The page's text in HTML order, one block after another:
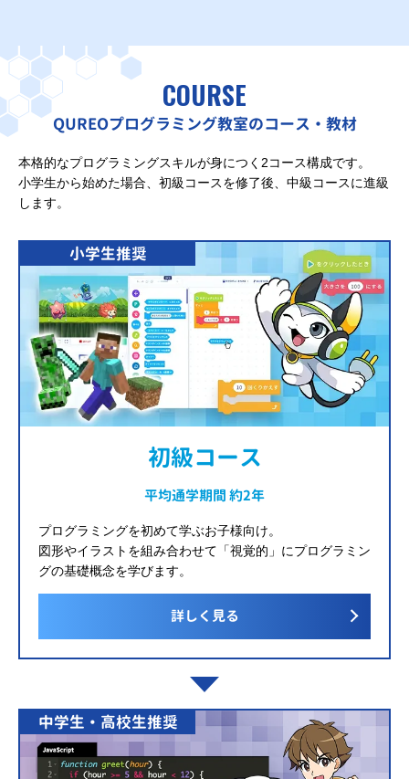
COURSE
QUREOプログラミング教室のコース・教材
本格的なプログラミングスキルが身につく2コース構成です。
小学生から始めた場合、初級コースを修了後、中級コースに進級
します。
小学生推奨
初級コース
平均通学期間 約2年
プログラミングを初めて学ぶお子様向け。
図形やイラストを組み合わせて「視覚的」にプログラミン
グの基礎概念を学びます。
詳しく見る
中学生・高校生推奨